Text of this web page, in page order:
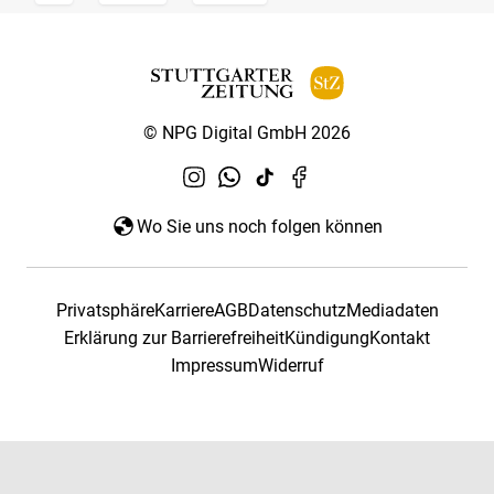
© NPG Digital GmbH 2026
Wo Sie uns noch folgen können
PrivatsphäreKarriereAGBDatenschutzMediadaten
Erklärung zur BarrierefreiheitKündigungKontakt
ImpressumWiderruf